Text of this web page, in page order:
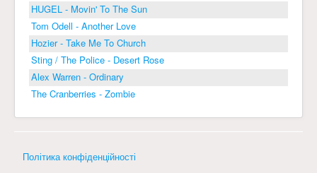
HUGEL - Movin' To The Sun
Tom Odell - Another Love
Hozier - Take Me To Church
Sting / The Police - Desert Rose
Alex Warren - Ordinary
The Cranberries - Zombie
Політика конфіденційності